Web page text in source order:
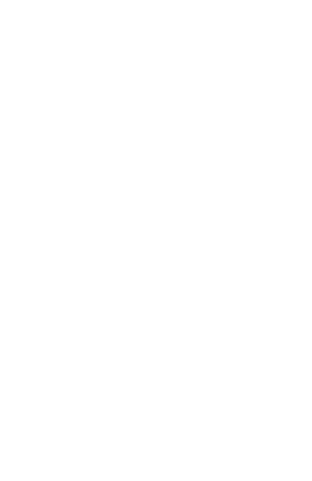
. 상세 페이지